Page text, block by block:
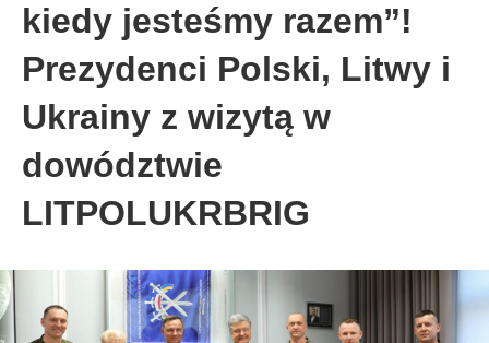
kiedy jesteśmy razem”!
Prezydenci Polski, Litwy i
Ukrainy z wizytą w
dowództwie
LITPOLUKRBRIG